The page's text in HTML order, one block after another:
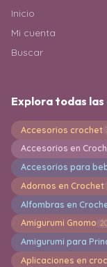
Inicio
Mi cuenta
Buscar
Explora todas
Accesorios crochet
Accesorios en
Accesorios para
Adornos en Crochet
Alfombras en
Amigurumi Gnomo
Amigurumi para
Aplicaciones en